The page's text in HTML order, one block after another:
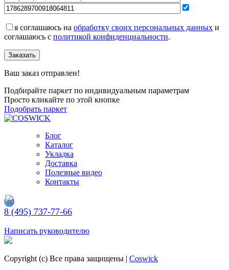
я соглашаюсь на обработку своих персональных данных и
соглашаюсь с политикой конфиденциальности.
Заказать
Ваш заказ отправлен!
Подбирайте паркет по индивидуальным параметрам
Просто кликайте по этой кнопке
Подобрать паркет
Блог
Каталог
Укладка
Доставка
Полезные видео
Контакты
8 (495) 737-77-66
Написать руководителю
Copyright (c) Все права защищены | Coswick